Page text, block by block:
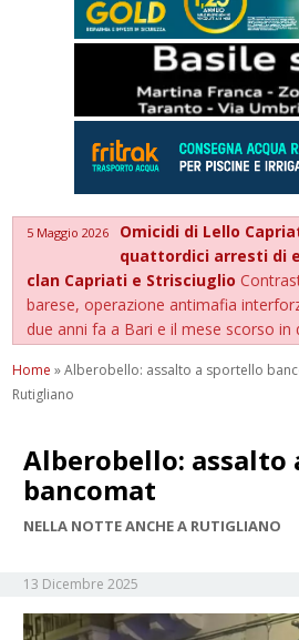
5 Maggio 2026
Omicidi di Lello
quattordici arresti di
clan Capriati e Strisciuglio
barese, operazione antimafia
due anni fa a Bari e il mese scorso in
Home »Alberobello: assalto a sportello
Rutigliano
Alberobello: assalto
bancomat
NELLA NOTTE ANCHE A RUTIGLIANO
13 Dicembre 2025